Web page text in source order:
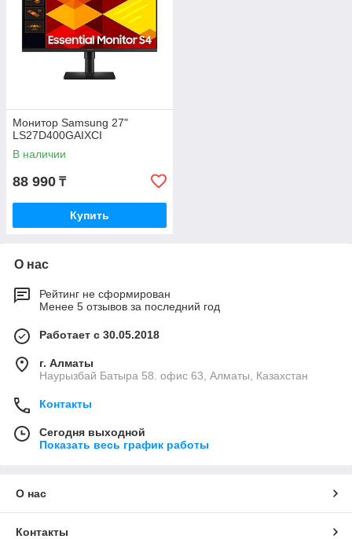
Монитор Samsung 27"
LS27D400GAIXCI
В наличии
88 990 ₸
Купить
О нас
Рейтинг не сформирован
Менее 5 отзывов за последний год
Работает с 30.05.2018
г. Алматы
Наурызбай Батыра 58. офис 63, Алматы, Казахстан
Контакты
Сегодня выходной
Показать весь график работы
О нас
Контакты